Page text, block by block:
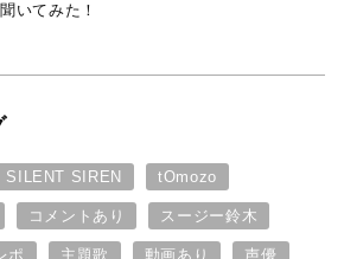
いてみた！
SILENT SIREN tOmozo
コメントあり スージー鈴木
ポ 主題歌 動画あり 声優